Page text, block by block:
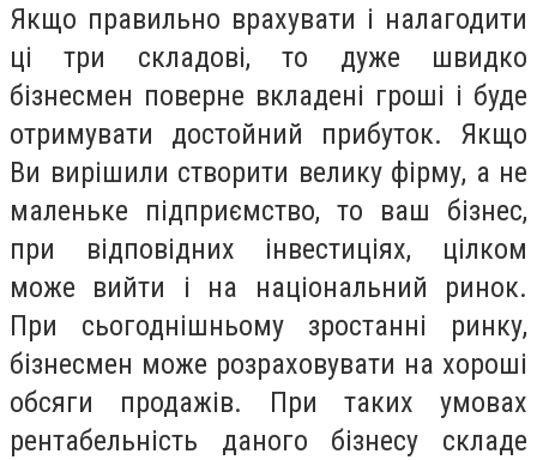
Якщо правильно врахувати і налагодити
ці три складові, то дуже швидко
бізнесмен поверне вкладені гроші і буде
отримувати достойний прибуток. Якщо
Ви вирішили створити велику фірму, а не
маленьке підприємство, то ваш бізнес,
при відповідних інвестиціях, цілком
може вийти і на національний ринок.
При сьогоднішньому зростанні ринку,
бізнесмен може розраховувати на хороші
обсяги продажів. При таких умовах
рентабельність даного бізнесу складе